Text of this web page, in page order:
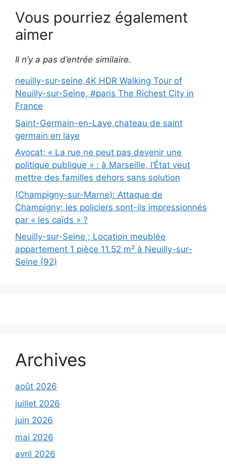
Vous pourriez également
aimer
Il n’y a pas d’entrée similaire.
neuilly-sur-seine,4K HDR Walking Tour of
Neuilly-sur-Seine, #paris The Richest City in
France
Saint-Germain-en-Laye,chateau de saint
germain en laye
Avocat; « La rue ne peut pas devenir une
politique publique » : à Marseille, l’État veut
mettre des familles dehors sans solution
(Champigny-sur-Marne): Attaque de
Champigny: les policiers sont-ils impressionnés
par « les caïds » ?
Neuilly-sur-Seine ; Location meublée
appartement 1 pièce 11.52 m² à Neuilly-sur-
Seine (92)
Archives
août 2026
juillet 2026
juin 2026
mai 2026
avril 2026